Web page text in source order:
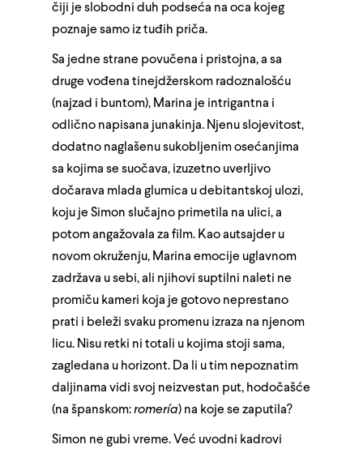
čiji je slobodni duh podseća na oca kojeg
poznaje samo iz tuđih priča.
Sa jedne strane povučena i pristojna, a sa
druge vođena tinejdžerskom radoznalošću
(najzad i buntom), Marina je intrigantna i
odlično napisana junakinja. Njenu slojevitost,
dodatno naglašenu sukobljenim osećanjima
sa kojima se suočava, izuzetno uverljivo
dočarava mlada glumica u debitantskoj ulozi,
koju je Simon slučajno primetila na ulici, a
potom angažovala za film. Kao autsajder u
novom okruženju, Marina emocije uglavnom
zadržava u sebi, ali njihovi suptilni naleti ne
promiču kameri koja je gotovo neprestano
prati i beleži svaku promenu izraza na njenom
licu. Nisu retki ni totali u kojima stoji sama,
zagledana u horizont. Da li u tim nepoznatim
daljinama vidi svoj neizvestan put, hodočašće
(na španskom:romería) na koje se zaputila?
Simon ne gubi vreme. Već uvodni kadrovi